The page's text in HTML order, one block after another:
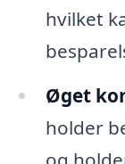
hvilket
Øget
holder